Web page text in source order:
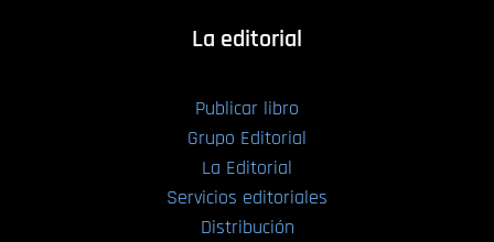
La editorial
Publicar libro
Grupo Editorial
La Editorial
Servicios editoriales
Distribución